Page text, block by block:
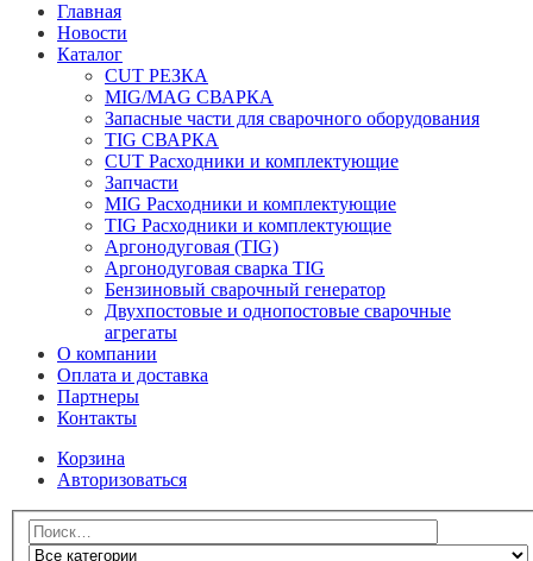
Главная
Новости
Каталог
CUT РЕЗКА
MIG/MAG СВАРКА
Запасные части для сварочного оборудования
TIG СВАРКА
CUT Расходники и комплектующие
Запчасти
MIG Расходники и комплектующие
TIG Расходники и комплектующие
Аргонодуговая (TIG)
Аргонодуговая сварка TIG
Бензиновый сварочный генератор
Двухпостовые и однопостовые сварочные
агрегаты
О компании
Оплата и доставка
Партнеры
Контакты
Корзина
Авторизоваться